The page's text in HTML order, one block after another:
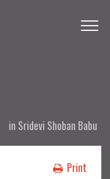
in Sridevi Shoban Babu
Print